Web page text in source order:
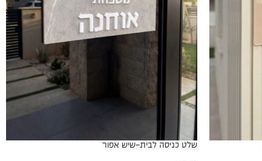
שלט כניסה לבית-שיש אפור